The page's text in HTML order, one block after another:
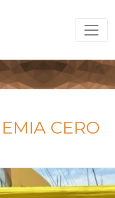
CERO